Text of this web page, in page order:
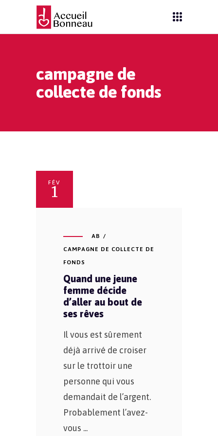
campagne de
collecte de fonds
FÉV
1
AB
CAMPAGNE DE COLLECTE DE
FONDS
Quand une jeune
femme décide
d’aller au bout de
ses rêves
Il vous est sûrement
déjà arrivé de croiser
sur le trottoir une
personne qui vous
demandait de l’argent.
Probablement l’avez-
vous